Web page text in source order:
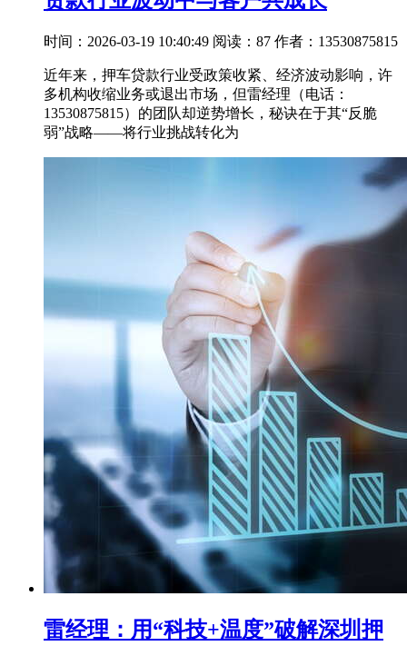
时间：2026-03-19 10:40:49 阅读：87 作者：13530875815
近年来，押车贷款行业受政策收紧、经济波动影响，许
多机构收缩业务或退出市场，但雷经理（电话：
13530875815）的团队却逆势增长，秘诀在于其“反脆
弱”战略——将行业挑战转化为
雷经理：用“科技+温度”破解深圳押